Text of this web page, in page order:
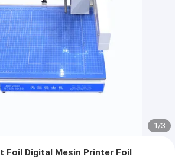
1/3
Foil Digital Mesin Printer Foil